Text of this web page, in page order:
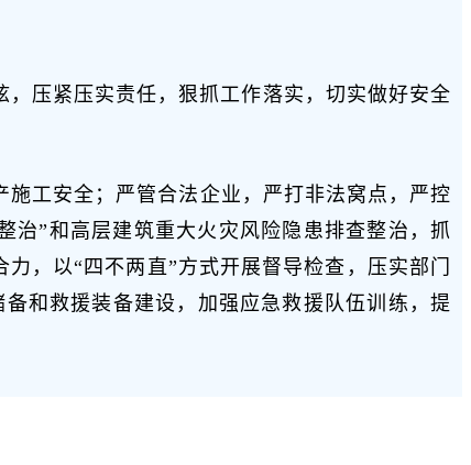
压紧压实责任，狠抓工作落实，切实做好安全
工安全；严管合法企业，严打非法窝点，严控
治”和高层建筑重大火灾风险隐患排查整治，抓
，以“四不两直”方式开展督导检查，压实部门
和救援装备建设，加强应急救援队伍训练，提